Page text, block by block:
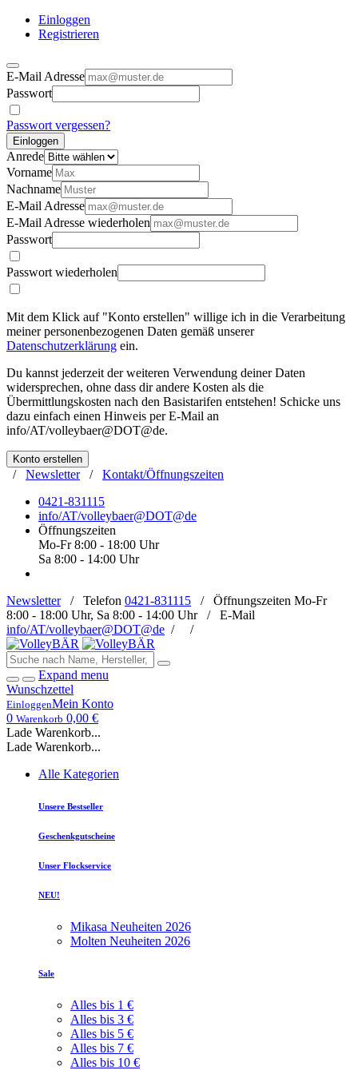
Einloggen
Registrieren
E-Mail Adresse
Passwort
Passwort vergessen?
Einloggen
Anrede
Vorname
Nachname
E-Mail Adresse
E-Mail Adresse wiederholen
Passwort
Passwort wiederholen
Mit dem Klick auf "Konto erstellen" willige ich in die Verarbeitung
meiner personenbezogenen Daten gemäß unserer
Datenschutzerklärung ein.
Du kannst jederzeit der weiteren Verwendung deiner Daten
widersprechen, ohne dass dir andere Kosten als die
Übermittlungskosten nach den Basistarifen entstehen! Schicke uns
dazu einfach einen Hinweis per E-Mail an
info/AT/volleybaer@DOT@de.
Konto erstellen
/ Newsletter/ Kontakt/Öffnungszeiten
0421-831115
info/AT/volleybaer@DOT@de
Öffnungszeiten
Mo-Fr 8:00 - 18:00 Uhr
Sa 8:00 - 14:00 Uhr
Newsletter/ Telefon 0421-831115 / Öffnungszeiten Mo-Fr
8:00 - 18:00 Uhr, Sa 8:00 - 14:00 Uhr / E-Mail
info/AT/volleybaer@DOT@de / /
Expand menu
Wunschzettel
EinloggenMein Konto
0 Warenkorb 0,00 €
Lade Warenkorb...
Lade Warenkorb...
Alle Kategorien
Unsere Bestseller
Geschenkgutscheine
Unser Flockservice
NEU!
Mikasa Neuheiten 2026
Molten Neuheiten 2026
Sale
Alles bis 1 €
Alles bis 3 €
Alles bis 5 €
Alles bis 7 €
Alles bis 10 €